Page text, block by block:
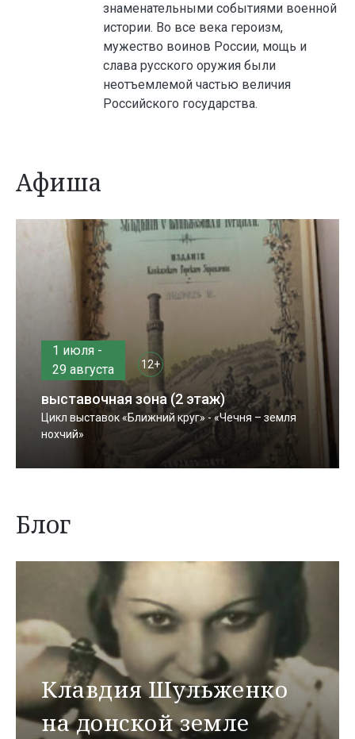
знаменательными событиями военной
истории. Во все века героизм,
мужество воинов России, мощь и
слава русского оружия были
неотъемлемой частью величия
Российского государства.
Афиша
1 июля -
29 августа
12+
выставочная зона (2 этаж)
Цикл выставок «Ближний круг» - «Чечня – земля
нохчий»
Блог
Клавдия Шульженко
на донской земле